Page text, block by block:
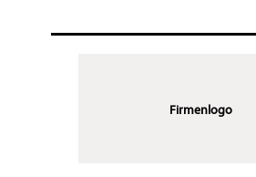
Firmenlogo